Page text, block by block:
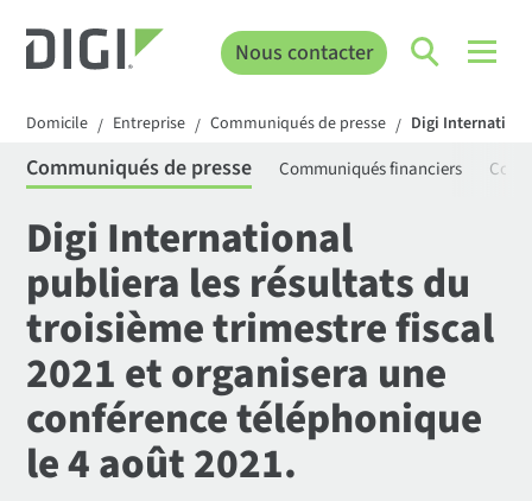
Nous contacter
Domicile / Entreprise / Communiqués de presse / Digi
Communiqués de presse Communiqués financiers
Digi International
publiera les résultats du
troisième trimestre fiscal
2021 et organisera une
conférence téléphonique
le 4 août 2021.